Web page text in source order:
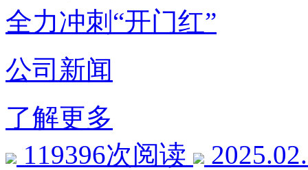
全力冲刺“开门红”
公司新闻
了解更多
119396次阅读